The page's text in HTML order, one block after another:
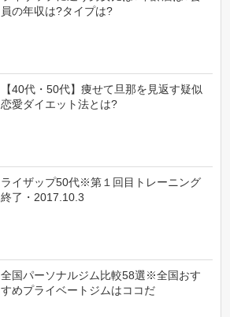
員の年収は?タイプは?
【40代・50代】痩せて旦那を見返す疑似
恋愛ダイエット法とは?
ライザップ50代※第１回目トレーニング
終了・2017.10.3
全国パーソナルジム比較58選※全国おす
すめプライベートジムはココだ